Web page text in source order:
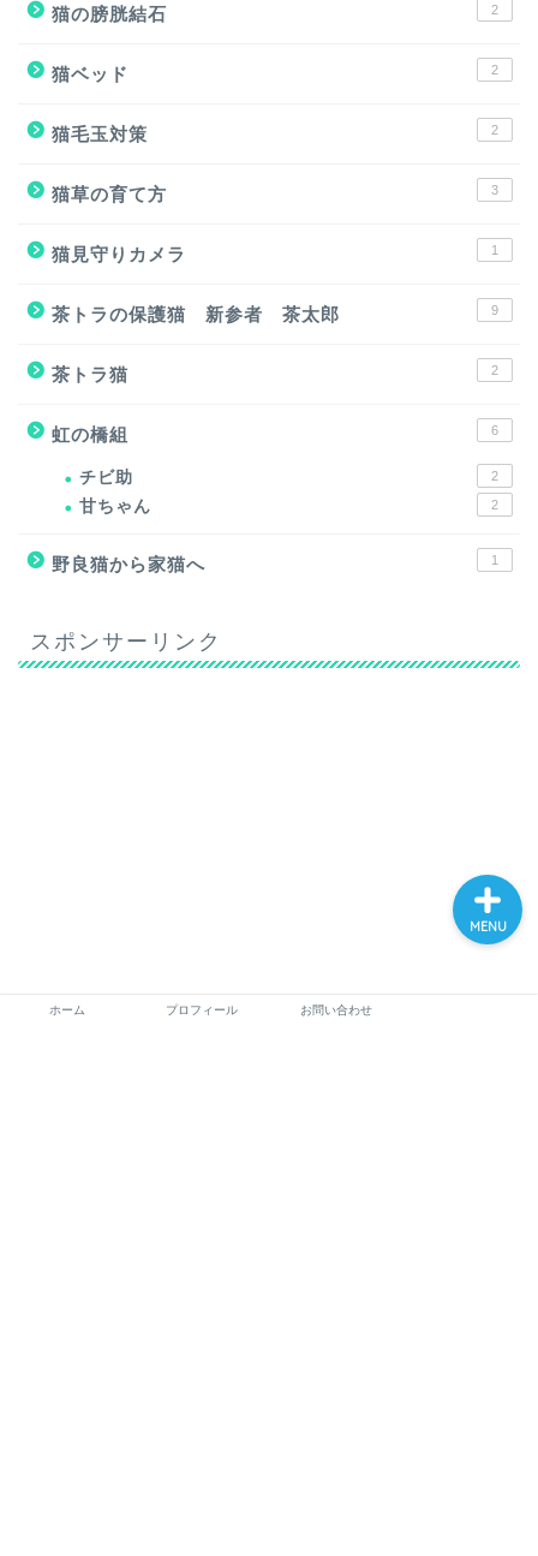
猫の膀胱結石 2
猫ベッド 2
猫毛玉対策 2
猫草の育て方 3
猫見守りカメラ 1
茶トラの保護猫 新参者 茶太郎 9
茶トラ猫 2
虹の橋組 6
チビ助 2
甘ちゃん 2
野良猫から家猫へ 1
スポンサーリンク
ホーム プロフィール お問い合わせ
MENU
ホーム